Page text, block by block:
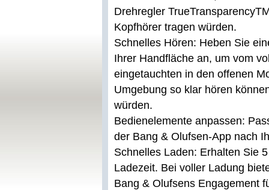
Drehregler
Kopfhörer tragen würden.
Schnelles Hören: Heben Sie
Ihrer Handfläche an, um vom
eingetauchten in den offenen
Umgebung so klar hören
würden.
Bedienelemente anpassen:
der Bang & Olufsen-App nach
Schnelles Laden: Erhalten Sie
Ladezeit. Bei voller Ladung
Bang & Olufsens Engagement